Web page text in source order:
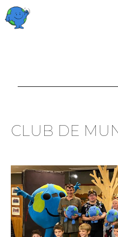
CLUB DE